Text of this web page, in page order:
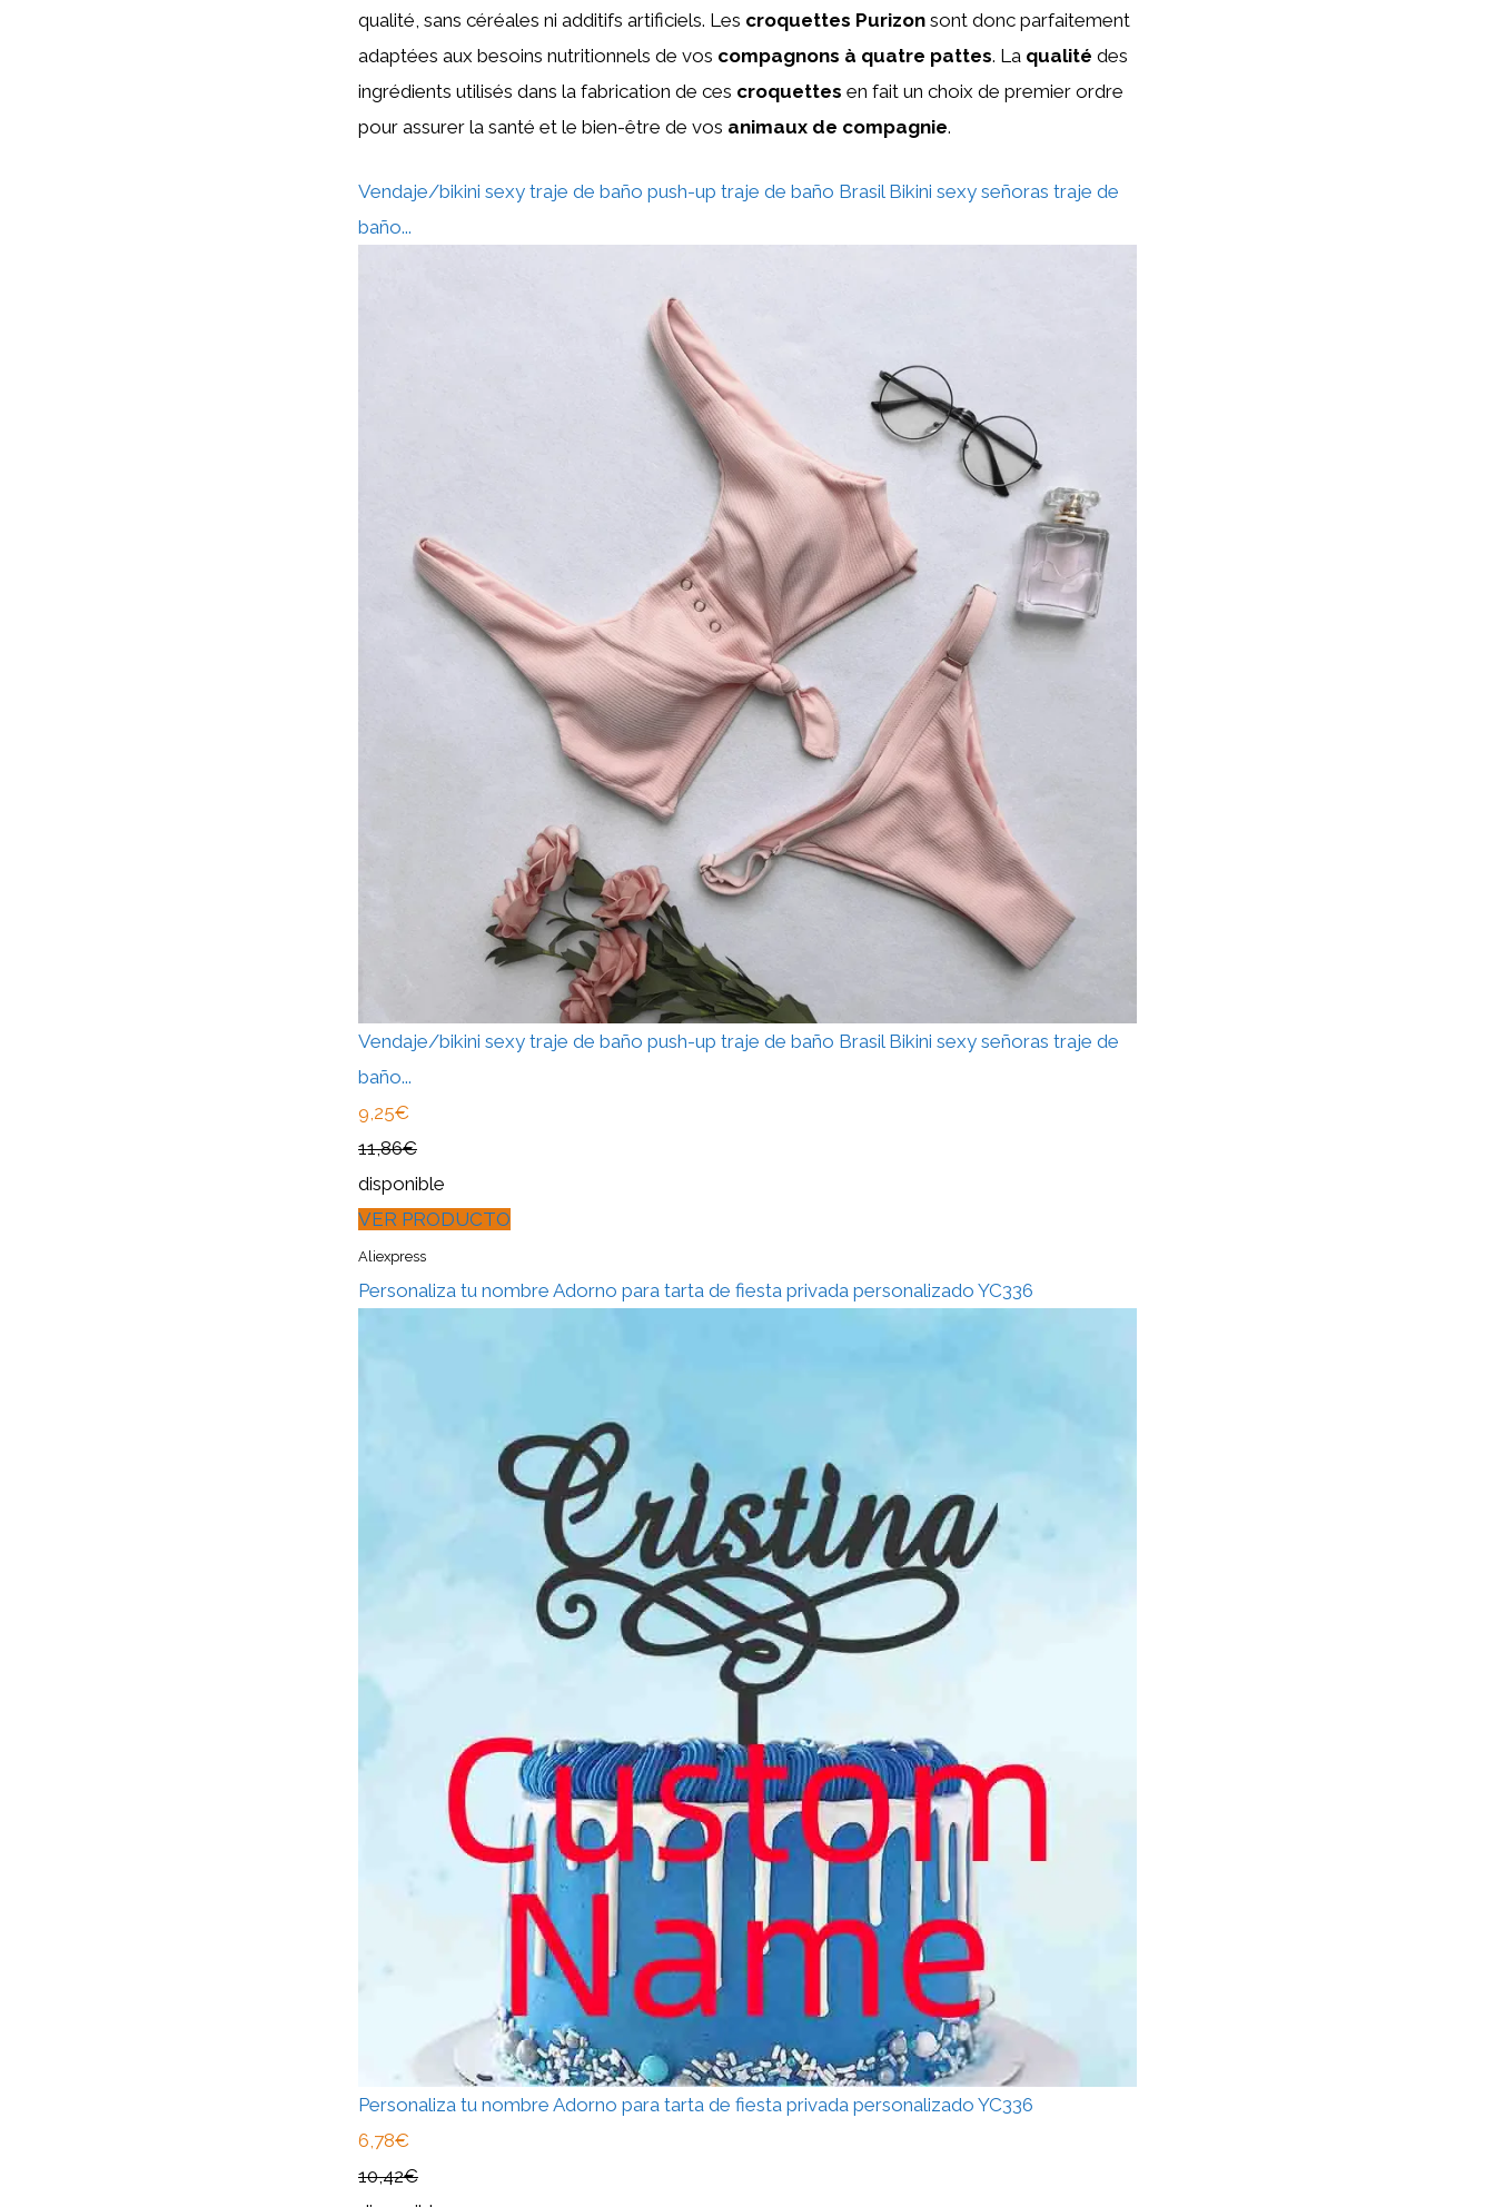
qualité, sans céréales ni additifs artificiels. Les croquettes Purizon sont donc parfaitement
adaptées aux besoins nutritionnels de vos compagnons à quatre pattes. La qualité des
ingrédients utilisés dans la fabrication de ces croquettes en fait un choix de premier ordre
pour assurer la santé et le bien-être de vos animaux de compagnie.
Vendaje/bikini sexy traje de baño push-up traje de baño Brasil Bikini sexy señoras traje de
baño...
Vendaje/bikini sexy traje de baño push-up traje de baño Brasil Bikini sexy señoras traje de
baño...
9,25€
11,86€
disponible
VER PRODUCTO
Aliexpress
Personaliza tu nombre Adorno para tarta de fiesta privada personalizado YC336
Personaliza tu nombre Adorno para tarta de fiesta privada personalizado YC336
6,78€
10,42€